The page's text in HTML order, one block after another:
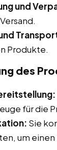
und
Produkte.
des
für die
Sie
um